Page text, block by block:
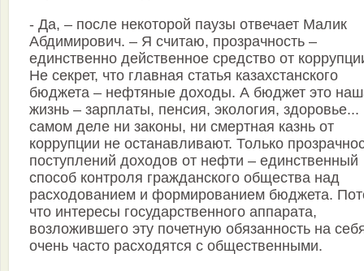
- Да, – после некоторой паузы отвечает Малик
Абдимирович. – Я считаю, прозрачность –
единственно действенное средство от
Не секрет, что главная статья казахстанского
бюджета – нефтяные доходы. А бюджет это
жизнь – зарплаты, пенсия, экология,
самом деле ни законы, ни смертная казнь от
коррупции не останавливают. Только
поступлений доходов от нефти – единственный
способ контроля гражданского общества над
расходованием и формированием бюджета.
что интересы государственного аппарата,
возложившего эту почетную обязанность на
очень часто расходятся с общественными.